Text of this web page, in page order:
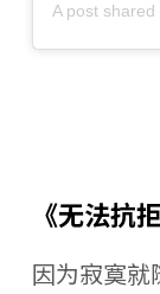
《无法抗
因为寂寞就